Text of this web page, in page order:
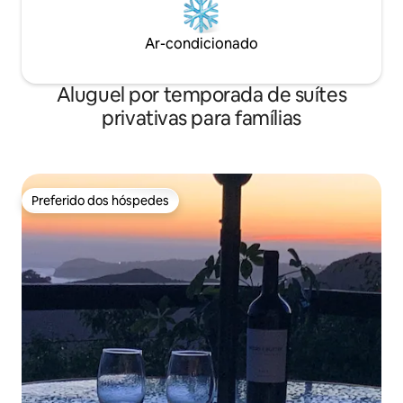
Ar-condicionado
Aluguel por temporada de suítes
privativas para famílias
Preferido dos hóspedes
Preferido dos hóspedes